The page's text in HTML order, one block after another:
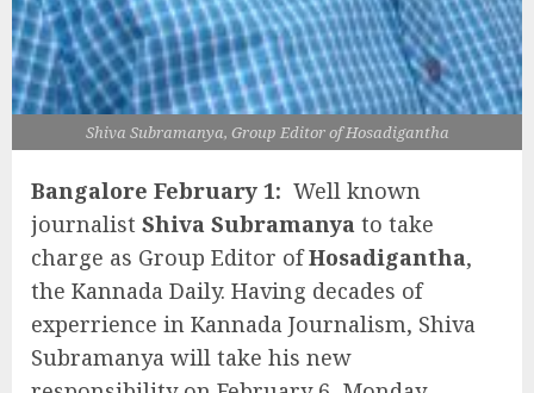
Shiva Subramanya, Group Editor of Hosadigantha
Bangalore February 1: Well known
journalist Shiva Subramanya to take
charge as Group Editor ofHosadigantha,
the Kannada Daily. Having decades of
experrience in Kannada Journalism, Shiva
Subramanya will take his new